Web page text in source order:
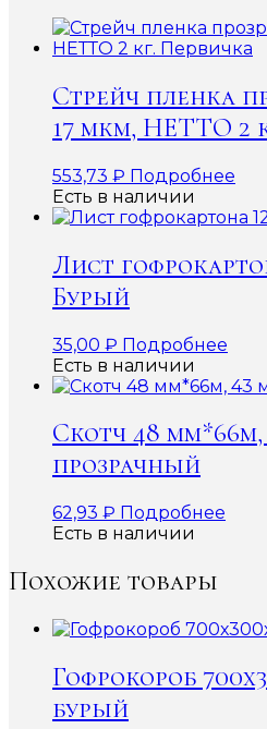
Стрейч пленка
17 мкм, НЕТТО 2
553,73 ₽ Подробнее
Есть в наличии
Лист
Бурый
35,00 ₽ Подробнее
Есть в наличии
Скотч 48
прозрачный
62,93 ₽ Подробнее
Есть в наличии
Похожие товары
Гофрокороб
бурый